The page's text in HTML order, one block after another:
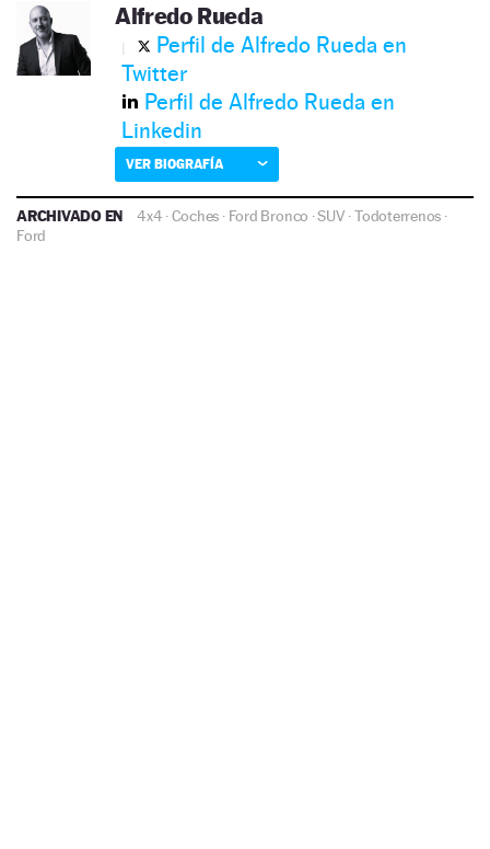
Alfredo Rueda
Perfil de Alfredo Rueda en
Twitter
Perfil de Alfredo Rueda en
Linkedin
VER BIOGRAFÍA
ARCHIVADO EN 4x4 ·Coches · Ford Bronco ·SUV ·Todoterrenos ·
Ford